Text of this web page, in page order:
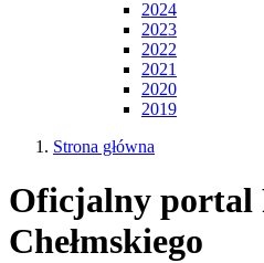
2024
2023
2022
2021
2020
2019
Strona główna
Oficjalny portal
Chełmskiego